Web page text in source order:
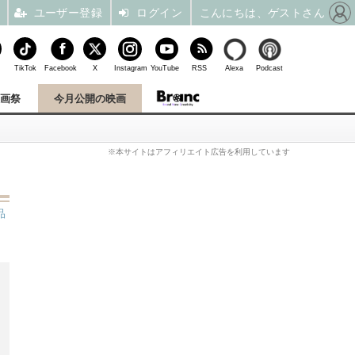
祭 今月公開の映画
※本サイトはアフィリエイト広告を利用しています
TikTok Facebook X Instagram YouTube RSS Alexa Podcast
ユーザー登録 ログイン こんにちは、ゲストさん